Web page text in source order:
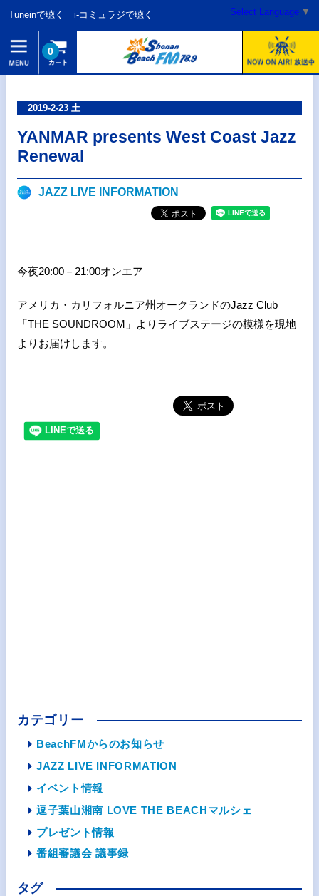
Tuneinで聴く i-コミュラジで聴く Select Language ▼
0
2019-2-23 土
YANMAR presents West Coast Jazz
Renewal
JAZZ LIVE INFORMATION
今夜20:00－21:00オンエア
アメリカ・カリフォルニア州オークランドのJazz Club
「THE SOUNDROOM」よりライブステージの模様を現地
よりお届けします。
カテゴリー
BeachFMからのお知らせ
JAZZ LIVE INFORMATION
イベント情報
逗子葉山湘南 LOVE THE BEACHマルシェ
プレゼント情報
番組審議会 議事録
タグ